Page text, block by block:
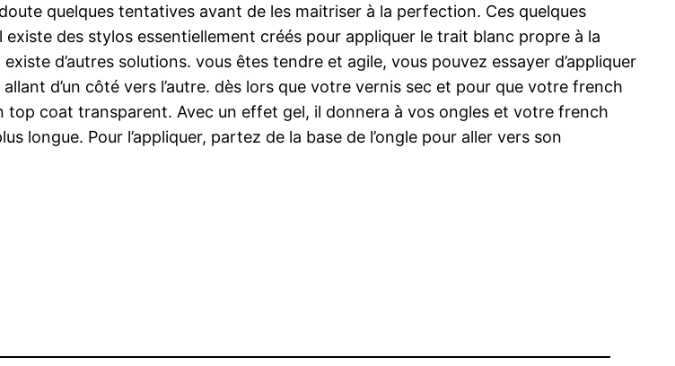
quelques tentatives avant de les maitriser à la perfection. Ces quelques
des stylos essentiellement créés pour appliquer le trait blanc propre à la
d’autres solutions. vous êtes tendre et agile, vous pouvez essayer d’appliquer
d’un côté vers l’autre. dès lors que votre vernis sec et pour que votre french
coat transparent. Avec un effet gel, il donnera à vos ongles et votre french
longue. Pour l’appliquer, partez de la base de l’ongle pour aller vers son